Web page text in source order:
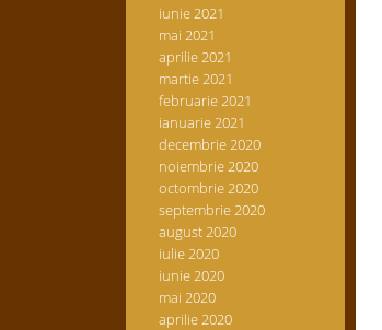
iunie 2021
mai 2021
aprilie 2021
martie 2021
februarie 2021
ianuarie 2021
decembrie 2020
noiembrie 2020
octombrie 2020
septembrie 2020
august 2020
iulie 2020
iunie 2020
mai 2020
aprilie 2020